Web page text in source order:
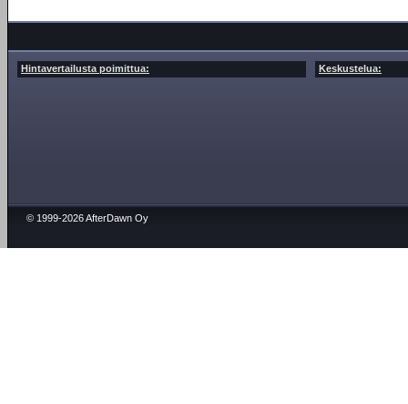
Hintavertailusta poimittua: Keskustelua:
© 1999-2026 AfterDawn Oy